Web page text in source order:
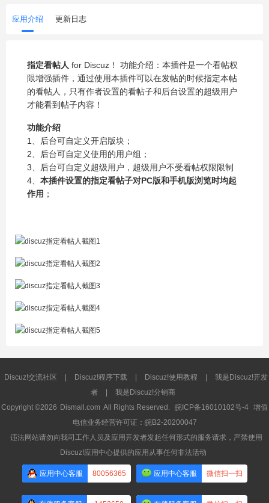
应用介绍 更新日志
指定看帖人 for Discuz！ 功能介绍：本插件是一个看帖权
限增强插件，通过使用本插件可以在发帖的时候指定本帖
的看帖人，只有作者设置的看帖子和后台设置的超级用户
才能看到帖子内容！
功能介绍
1、后台可自定义开启版块；
2、后台可自定义使用的用户组；
3、后台可自定义超级用户，超级用户不受看帖权限限制
4、 本插件设置的指定看帖子对PC版和手机版浏览时均起
作用 ；
Discuz!交流社区 Discuz!程序下载 Discuz!使用教程
我是Discuz!开发
者
我是Discuz!分销商
Copyright ©2026 Dismall.com All Rights Reserved. 皖ICP备16010102号-4 增值
电信业务经营许可证：皖B2-20200047
违法网站请勿向我司工作人员及应用开发者发起任何形式的服务请求，严禁使用
Discuz!应用中心提供的应用从事任何非法活动
应用中心客服 80056365 应用中心客服 微信扫一扫